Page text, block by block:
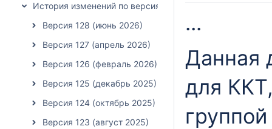
История изменений по версиям УКМ 4
Версия 128 (июнь 2026)
Версия 127 (апрель 2026)
Версия 126 (февраль 2026)
Версия 125 (декабрь 2025)
Версия 124 (октябрь 2025)
Версия 123 (август 2025)
...
Данная
для